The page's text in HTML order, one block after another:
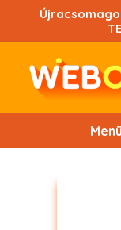
tartalomhoz!